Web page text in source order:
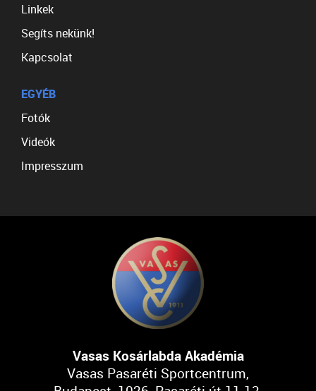
Linkek
Segíts nekünk!
Kapcsolat
EGYÉB
Fotók
Videók
Impresszum
Vasas Kosárlabda Akadémia
Vasas Pasaréti Sportcentrum,